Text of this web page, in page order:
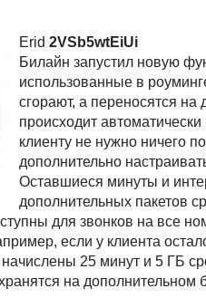
Erid 2VSb5wtEiUi
Билайн запустил новую
использованные в
сгорают, а переносятся
происходит
клиенту не нужно ничего
дополнительно
Оставшиеся минуты и
дополнительных пакетов
для звонков на все
если у клиента
25 минут и 5 ГБ
на дополнительном